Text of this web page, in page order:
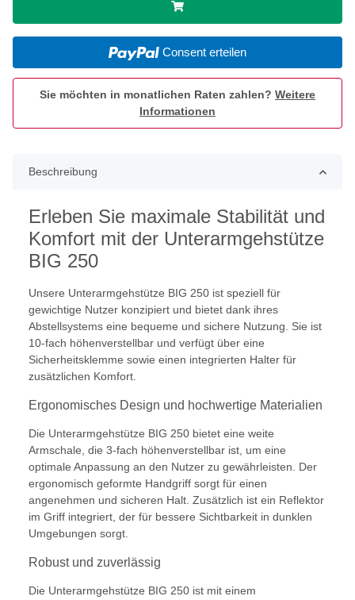
Consent erteilen
Sie möchten in monatlichen Raten zahlen? Weitere
Informationen
Beschreibung
Erleben Sie maximale Stabilität und
Komfort mit der Unterarmgehstütze
BIG 250
Unsere Unterarmgehstütze BIG 250 ist speziell für
gewichtige Nutzer konzipiert und bietet dank ihres
Abstellsystems eine bequeme und sichere Nutzung. Sie ist
10-fach höhenverstellbar und verfügt über eine
Sicherheitsklemme sowie einen integrierten Halter für
zusätzlichen Komfort.
Ergonomisches Design und hochwertige Materialien
Die Unterarmgehstütze BIG 250 bietet eine weite
Armschale, die 3-fach höhenverstellbar ist, um eine
optimale Anpassung an den Nutzer zu gewährleisten. Der
ergonomisch geformte Handgriff sorgt für einen
angenehmen und sicheren Halt. Zusätzlich ist ein Reflektor
im Griff integriert, der für bessere Sichtbarkeit in dunklen
Umgebungen sorgt.
Robust und zuverlässig
Die Unterarmgehstütze BIG 250 ist mit einem